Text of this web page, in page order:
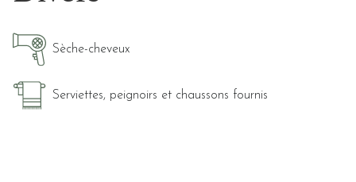
Sèche-cheveux
Serviettes, peignoirs et chaussons fournis